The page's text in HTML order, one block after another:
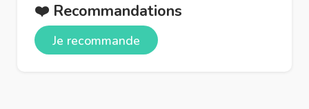
❤️ Recommandations
Je recommande